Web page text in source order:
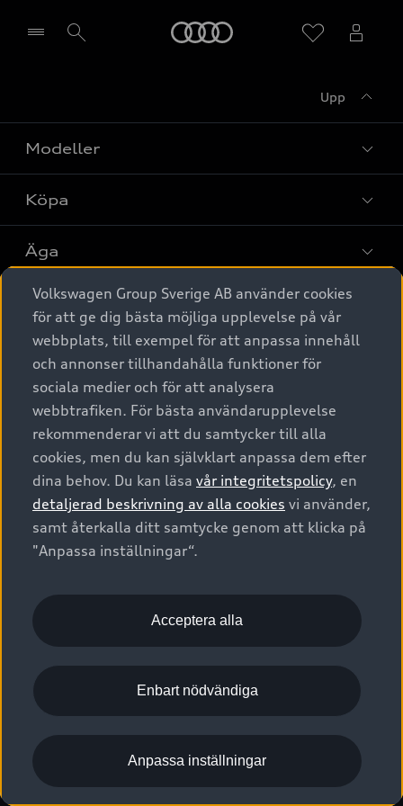
Upp
Modeller
Alla modeller
Elbilar
A6 modellerna
SUV
Avant
Audi Sport
Köpa
Privaterbjudanden
Privatleasing
Nya bilar i lager
Begagnade bilar i lager
Audi approved :plus - så gott som nya
Finansiering
Audi exclusive
Provkörning
Äga
Service & tillbehör
Audi digital services
Originaltillbehör - köp online
Garantier
Försäkring
Digitala manualer för din Audi
Audi Collection – livsstilsartiklar
Vanliga frågor
2G/3G nätet stängs ned - Hur påverkas min bil av detta?
Tjänstebil
Tjänstebil
Business lease online
Företagsleasing
Om Audi Sverige
Kontakta oss
Audi Återförsäljare/-serviceverkstad
myAudi
Pressmeddelanden
Nyhetsbrev
Vårt hållbarhetsarbete
Lediga tjänster huvudkontor
Lediga tjänster hos Audi Återförsäljare
Kommentar till mediauppgifter om dataläcka
© 2026 AUDI SVERIGE. All Rights Reserved.
Utgivare Juridiskt
Juridiskt Audi AG
Juridiskt Audi Digital Giveaway
Anpassa inställningar för cookies
Visselblåsarkanaler
Volkswagen Group Sverige AB använder cookies
för att ge dig bästa möjliga upplevelse på vår
webbplats, till exempel för att anpassa innehåll
och annonser tillhandahålla funktioner för
sociala medier och för att analysera
webbtrafiken. För bästa användarupplevelse
rekommenderar vi att du samtycker till alla
cookies, men du kan självklart anpassa dem efter
dina behov. Du kan läsa vår integritetspolicy, en
detaljerad beskrivning av alla cookies vi använder,
samt återkalla ditt samtycke genom att klicka på
"Anpassa inställningar“.
Acceptera alla
Enbart nödvändiga
Anpassa inställningar